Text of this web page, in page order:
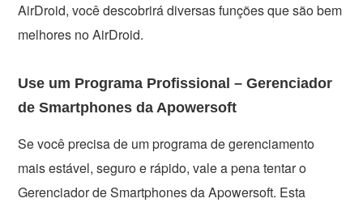
AirDroid, você descobrirá diversas funções que são bem
melhores no AirDroid.
Use um Programa Profissional – Gerenciador
de Smartphones da Apowersoft
Se você precisa de um programa de gerenciamento
mais estável, seguro e rápido, vale a pena tentar o
Gerenciador de Smartphones da Apowersoft. Esta